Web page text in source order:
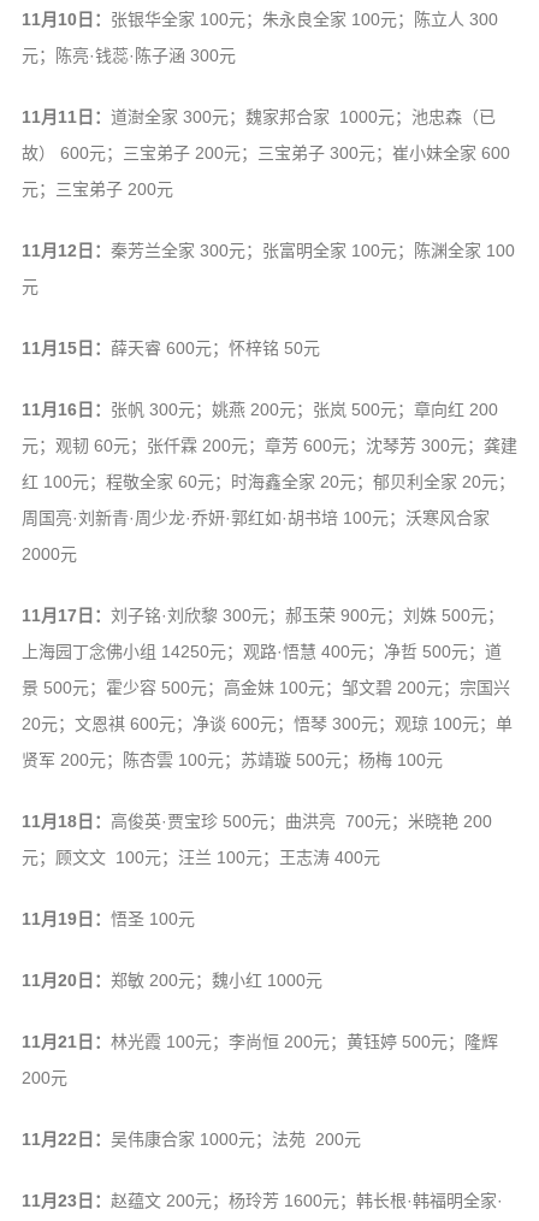
戒幢论坛
寺院巡览
11月10日： 张银华全家 100元；朱永良全家 100元；陈立人 300
元；陈亮·钱蕊·陈子涵 300元
11月11日： 道澍全家 300元；魏家邦合家 1000元；池忠森（已
故） 600元；三宝弟子 200元；三宝弟子 300元；崔小妹全家 600
元；三宝弟子 200元
11月12日： 秦芳兰全家 300元；张富明全家 100元；陈渊全家 100
元
11月15日： 薛天睿 600元；怀梓铭 50元
11月16日： 张帆 300元；姚燕 200元；张岚 500元；章向红 200
元；观韧 60元；张仟霖 200元；章芳 600元；沈琴芳 300元；龚建
红 100元；程敬全家 60元；时海鑫全家 20元；郁贝利全家 20元；
周国亮·刘新青·周少龙·乔妍·郭红如·胡书培 100元；沃寒风合家
2000元
11月17日： 刘子铭·刘欣黎 300元；郝玉荣 900元；刘姝 500元；
上海园丁念佛小组 14250元；观路·悟慧 400元；净哲 500元；道
景 500元；霍少容 500元；高金妹 100元；邹文碧 200元；宗国兴
20元；文恩祺 600元；净谈 600元；悟琴 300元；观琼 100元；单
贤军 200元；陈杏雲 100元；苏靖璇 500元；杨梅 100元
11月18日： 高俊英·贾宝珍 500元；曲洪亮 700元；米晓艳 200
元；顾文文 100元；汪兰 100元；王志涛 400元
11月19日： 悟圣 100元
11月20日： 郑敏 200元；魏小红 1000元
11月21日： 林光霞 100元；李尚恒 200元；黄钰婷 500元；隆辉
200元
11月22日： 吴伟康合家 1000元；法苑 200元
11月23日： 赵蕴文 200元；杨玲芳 1600元；韩长根·韩福明全家·